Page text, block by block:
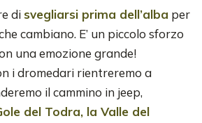
di svegliarsi prima dell’alba per
cambiano. E’ un piccolo sforzo
una emozione grande!
i dromedari rientreremo a
il cammino in jeep,
del Todra, la Valle del